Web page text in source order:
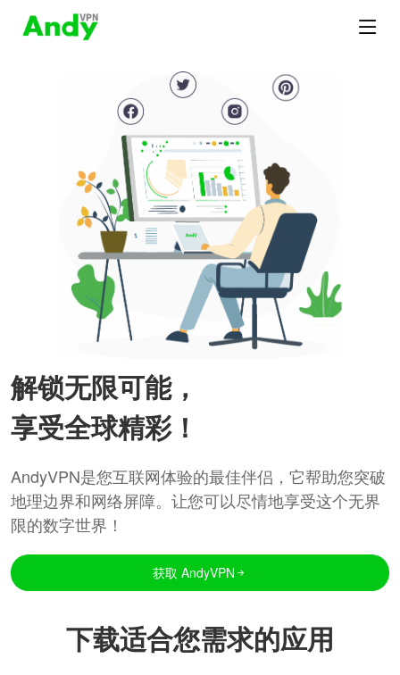
解锁无限可能，
享受全球精彩！
AndyVPN是您互联网体验的最佳伴侣，它帮助您突破
地理边界和网络屏障。让您可以尽情地享受这个无界
限的数字世界！
获取 AndyVPN
下载适合您需求的应用